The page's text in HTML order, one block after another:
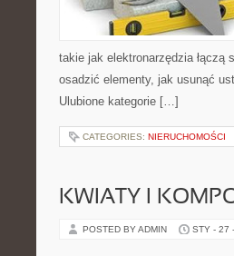
takie jak elektronarzędzia
osadzić elementy, jak usunąć
Ulubione kategorie […]
CATEGORIES: NIERUCHOMOŚCI
KWIATY I
POSTED BY ADMIN STY - 27